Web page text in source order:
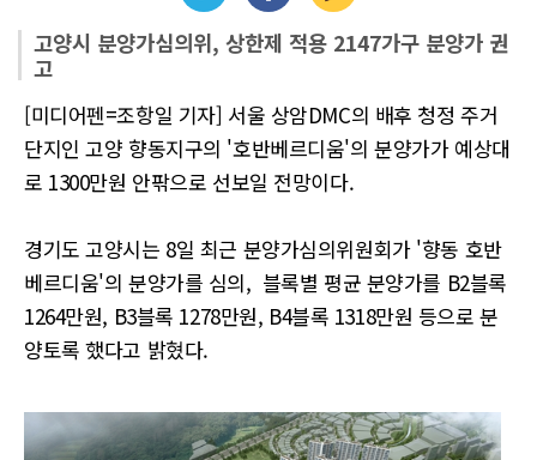
고양시 분양가심의위, 상한제 적용 2147가구 분양가 권
고
[미디어펜=조항일 기자] 서울 상암DMC의 배후 청정 주거
단지인 고양 향동지구의 '호반베르디움'의 분양가가 예상대
로 1300만원 안팎으로 선보일 전망이다.
경기도 고양시는 8일 최근 분양가심의위원회가 '향동 호반
베르디움'의 분양가를 심의, 블록별 평균 분양가를 B2블록
1264만원, B3블록 1278만원, B4블록 1318만원 등으로 분
양토록 했다고 밝혔다.